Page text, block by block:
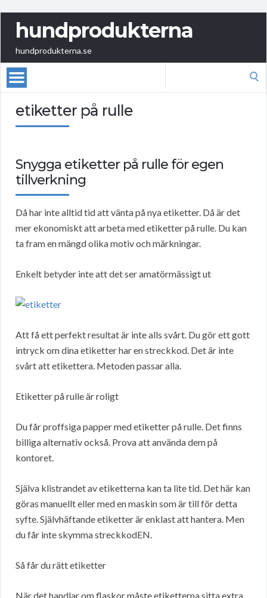
hundprodukterna
hundprodukterna.se
etiketter på rulle
Snygga etiketter på rulle för egen
tillverkning
Då har inte alltid tid att vänta på nya etiketter. Då är det
mer ekonomiskt att arbeta med etiketter på rulle. Du kan
ta fram en mängd olika motiv och märkningar.
Enkelt betyder inte att det ser amatörmässigt ut
Att få ett perfekt resultat är inte alls svårt. Du gör ett gott
intryck om dina etiketter har en streckkod. Det är inte
svårt att etikettera. Metoden passar alla.
Etiketter på rulle är roligt
Du får proffsiga papper med etiketter på rulle. Det finns
billiga alternativ också. Prova att använda dem på
kontoret.
Själva klistrandet av etiketterna kan ta lite tid. Det här kan
göras manuellt eller med en maskin som är till för detta
syfte. Självhäftande etiketter är enklast att hantera. Men
du får inte skymma streckkodEN.
Så får du rätt etiketter
När det handlar om flaskor måste etiketterna sitta extra